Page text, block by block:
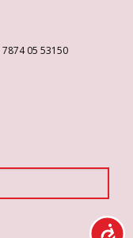
7874 05 53150